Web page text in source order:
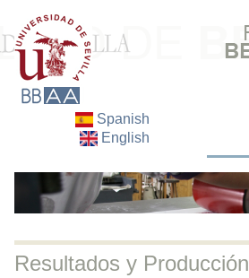
Spanish
English
Buscar
Resultados y Producción